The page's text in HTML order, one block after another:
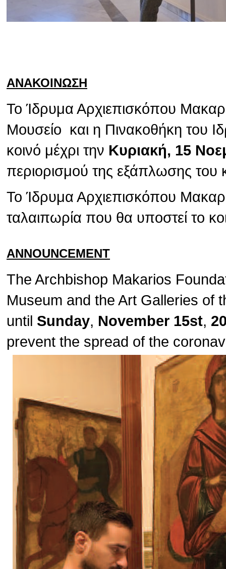
ΑΝΑΚΟΙΝΩΣΗ
Το Ίδρυμα Αρχιεπισκόπου
Μουσείο και η Πινακοθήκη του
κοινό μέχρι την Κυριακή, 15
περιορισμού της εξάπλωσης του
Το Ίδρυμα Αρχιεπισκόπου
ταλαιπωρία που θα υποστεί το
ANNOUNCEMENT
The Archbishop Makarios
Museum and the Art Galleries of
until Sunday, November 15st,
prevent the spread of the